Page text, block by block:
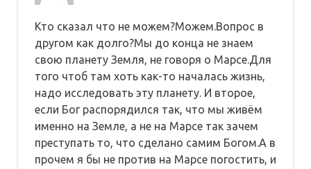
Кто сказал что не можем?Можем.Вопрос в
другом как долго?Мы до конца не знаем
свою планету Земля, не говоря о Марсе.Для
того чтоб там хоть как-то началась жизнь,
надо исследовать эту планету. И второе,
если Бог распорядился так, что мы живём
именно на Земле, а не на Марсе так зачем
преступать то, что сделано самим Богом.А в
прочем я бы не против на Марсе погостить, и